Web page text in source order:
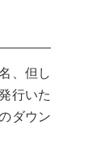
、但し
行いた
ダウン